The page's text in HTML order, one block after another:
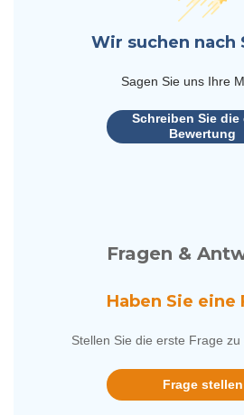
Wir suchen nach
Sagen Sie uns Ihre
Schreiben Sie die
Bewertung
Fragen &
Haben Sie eine
Stellen Sie die erste Frage
Frage stellen